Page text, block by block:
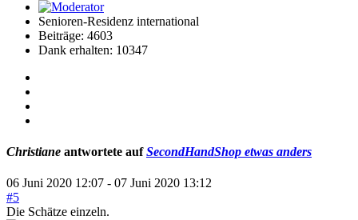
Senioren-Residenz international
Beiträge: 4603
Dank erhalten: 10347
Christiane antwortete aufSecondHandShop etwas anders
06 Juni 2020 12:07 - 07 Juni 2020 13:12
#5
Die Schätze einzeln.